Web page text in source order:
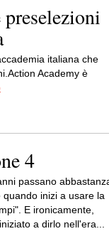
italiana che
Academy è
4
passano
quando inizi a usare la
E ironicamente,
a dirlo nell'era...